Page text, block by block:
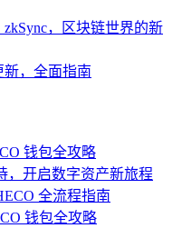
zkSync，区块链世界的新
新，全面指南
钱包全攻略
，开启数字资产新旅程
全流程指南
钱包全攻略